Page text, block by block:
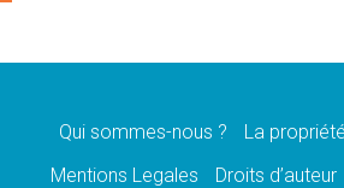
message de paix et de
«La visite du Pape en
Qui sommes-nous ? La propriété
Mentions Legales
Droits d’auteur